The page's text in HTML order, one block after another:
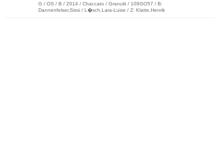
G / OS / B / 2014 / Chaccato / Granulit / 109GO57 / B:
Dannenfelser,Sissi / L�sch,Lara-Luise / Z: Klatte,Henrik